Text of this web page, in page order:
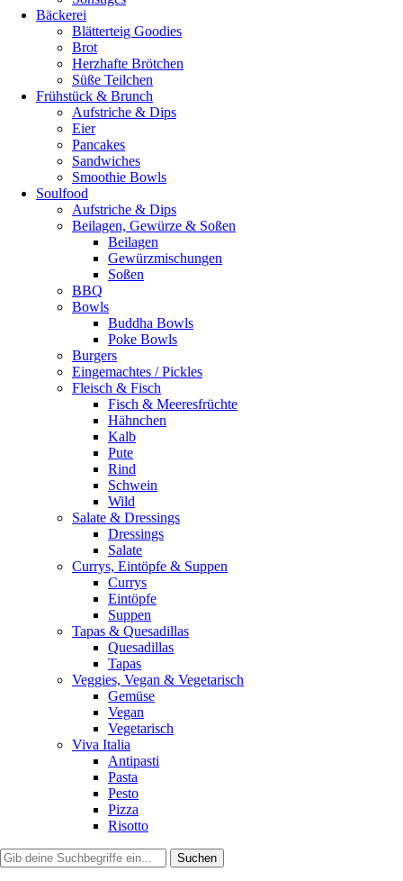
Bäckerei
Blätterteig Goodies
Brot
Herzhafte Brötchen
Süße Teilchen
Frühstück & Brunch
Aufstriche & Dips
Eier
Pancakes
Sandwiches
Smoothie Bowls
Soulfood
Aufstriche & Dips
Beilagen, Gewürze & Soßen
Beilagen
Gewürzmischungen
Soßen
BBQ
Bowls
Buddha Bowls
Poke Bowls
Burgers
Eingemachtes / Pickles
Fleisch & Fisch
Fisch & Meeresfrüchte
Hähnchen
Kalb
Pute
Rind
Schwein
Wild
Salate & Dressings
Dressings
Salate
Currys, Eintöpfe & Suppen
Currys
Eintöpfe
Suppen
Tapas & Quesadillas
Quesadillas
Tapas
Veggies, Vegan & Vegetarisch
Gemüse
Vegan
Vegetarisch
Viva Italia
Antipasti
Pasta
Pesto
Pizza
Risotto